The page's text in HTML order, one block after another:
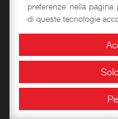
preferenze nella pagina
di queste tecnologie